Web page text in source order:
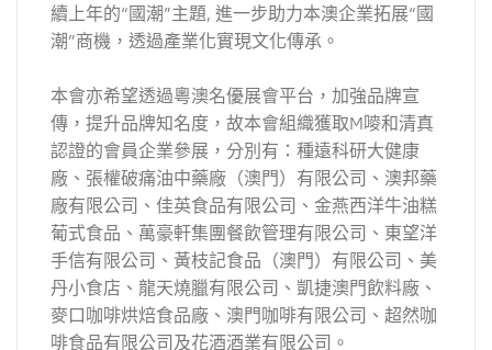
續上年的“國潮”主題, 進一步助力本澳企業拓展“國
潮”商機，透過產業化實現文化傳承。
本會亦希望透過粵澳名優展會平台，加強品牌宣
傳，提升品牌知名度，故本會組織獲取M嘜和清真
認證的會員企業參展，分別有：種遠科研大健康
廠、張權破痛油中藥廠（澳門）有限公司、澳邦藥
廠有限公司、佳英食品有限公司、金燕西洋牛油糕
葡式食品、萬豪軒集團餐飲管理有限公司、東望洋
手信有限公司、黃枝記食品（澳門）有限公司、美
丹小食店、龍天燒臘有限公司、凱捷澳門飲料廠、
麥口咖啡烘焙食品廠、澳門咖啡有限公司、超然咖
啡食品有限公司及花酒酒業有限公司。